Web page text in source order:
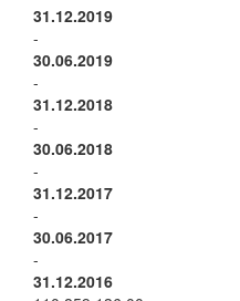
31.12.2019
-
30.06.2019
-
31.12.2018
-
30.06.2018
-
31.12.2017
-
30.06.2017
-
31.12.2016